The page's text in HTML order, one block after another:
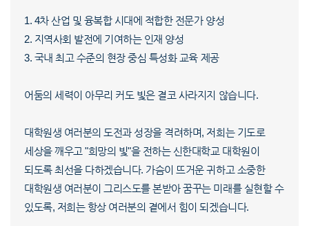
1. 4차 산업 및 융복합 시대에 적합한 전문가 양성
2. 지역사회 발전에 기여하는 인재 양성
3. 국내 최고 수준의 현장 중심 특성화 교육 제공
어둠의 세력이 아무리 커도 빛은 결코 사라지지 않습니다.
대학원생 여러분의 도전과 성장을 격려하며, 저희는 기도로
세상을 깨우고 "희망의 빛"을 전하는 신한대학교 대학원이
되도록 최선을 다하겠습니다. 가슴이 뜨거운 귀하고 소중한
대학원생 여러분이 그리스도를 본받아 꿈꾸는 미래를 실현할 수
있도록, 저희는 항상 여러분의 곁에서 힘이 되겠습니다.